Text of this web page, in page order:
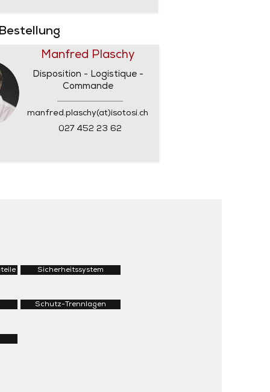
Manfred Plaschy
Disposition - Logistique -
Commande
manfred.plaschy(at)isotosi.ch
027 452 23 62
Sicherheitssystem
Schutz-Trennlagen